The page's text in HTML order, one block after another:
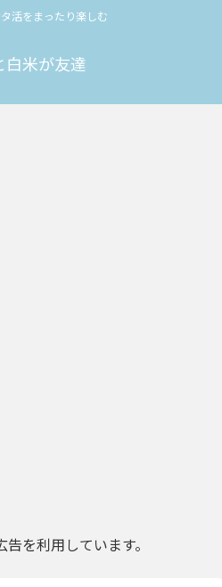
活をまったり楽しむ
白米が友達
を利用しています。